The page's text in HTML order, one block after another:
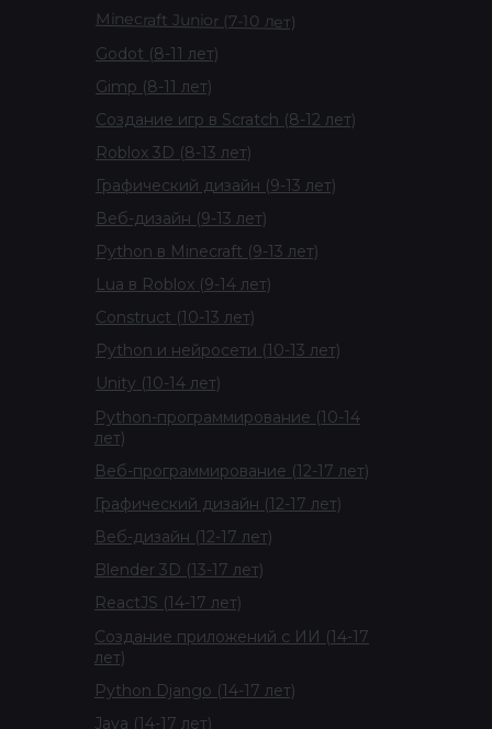
Minecraft Junior (7-10 лет)
Gimp (8-11 лет)
Godot (8-11 лет)
Создание игр в Scratch (8-12 лет)
Roblox 3D (8-13 лет)
Графический дизайн (9-13 лет)
Python в Minecraft (9-13 лет)
Веб-дизайн (9-13 лет)
Lua в Roblox (9-14 лет)
Python и нейросети (10-13 лет)
Construct (10-13 лет)
Python-программирование (10-14
лет)
Unity (10-14 лет)
Веб-дизайн (12-17 лет)
Веб-программирование (12-17 лет)
Графический дизайн (12-17 лет)
Blender 3D (13-17 лет)
Python Django (14-17 лет)
Java (14-17 лет)
ReactJS (14-17 лет)
Создание приложений с ИИ (14-17
лет)